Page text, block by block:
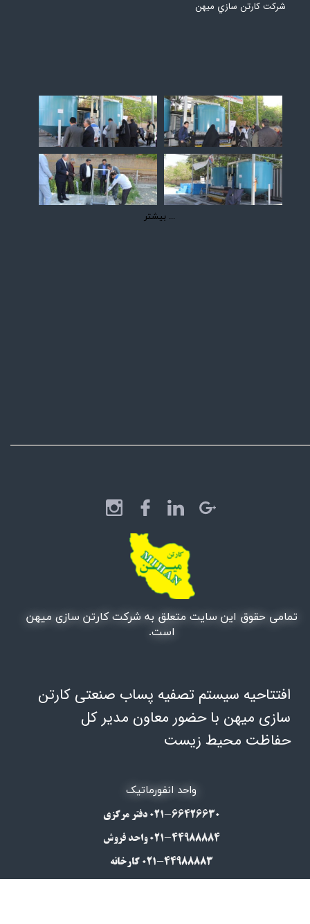
شركت كارتن سازي ميهن
بیشتر ...
افتتاحیه سیستم تصفیه پساب صنعتی کارتن
سازی میهن با حضور معاون مدیر کل
حفاظت محیط زیست
تمامی حقوق این سایت متعلق به شرکت کارتن سازی میهن
است.
​​​واحد انفورماتیک
۰۲۱-66426630​​​​​​​ دفتر مرکزی
۰۲۱-44988884 واحد فروش
۰۲۱-44988883 کارخانه